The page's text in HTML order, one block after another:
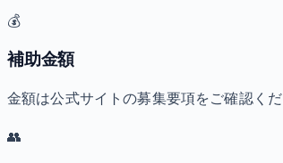
💰
補助金額
金額は公式サイトの募集要項をご確認く
👥